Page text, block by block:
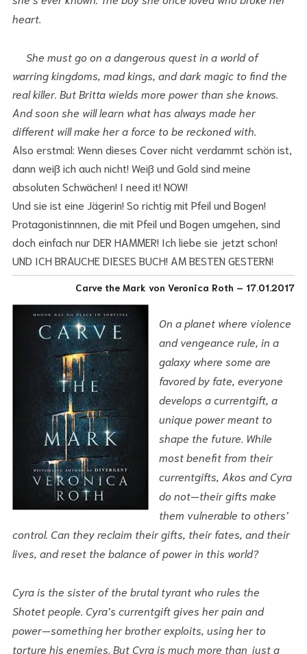
heart.
She must go on a dangerous quest in a world of
warring kingdoms, mad kings, and dark magic to find the
real killer. But Britta wields more power than she knows.
And soon she will learn what has always made her
different will make her a force to be reckoned with.
Also erstmal: Wenn dieses Cover nicht verdammt schön ist,
dann weiß ich auch nicht! Weiß und Gold sind meine
absoluten Schwächen! I need it! NOW!
Und sie ist eine Jägerin! So richtig mit Pfeil und Bogen!
Protagonistinnnen, die mit Pfeil und Bogen umgehen, sind
doch einfach nur DER HAMMER! Ich liebe sie jetzt schon!
UND ICH BRAUCHE DIESES BUCH! AM BESTEN GESTERN!
Carve the Mark von Veronica Roth – 17.01.2017
On a planet where violence
and vengeance rule, in a
galaxy where some are
favored by fate, everyone
develops a currentgift, a
unique power meant to
shape the future. While
most benefit from their
currentgifts, Akos and Cyra
do not—their gifts make
them vulnerable to others’
control. Can they reclaim their gifts, their fates, and their
lives, and reset the balance of power in this world?
Cyra is the sister of the brutal tyrant who rules the
Shotet people. Cyra’s currentgift gives her pain and
power—something her brother exploits, using her to
torture his enemies. But Cyra is much more than just a